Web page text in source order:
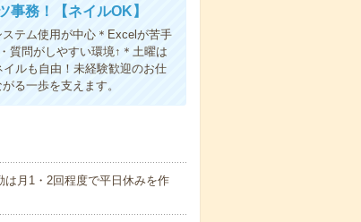
事務！【ネイルOK】
テム使用が中心＊Excelが苦手
質問がしやすい環境↑＊土曜は
ルも自由！未経験歓迎のお仕
る一歩を支えます。
月1・2回程度で平日休みを作